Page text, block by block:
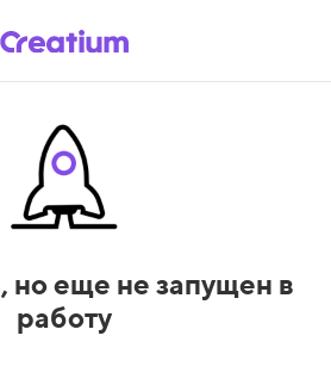
но еще не запущен в
работу